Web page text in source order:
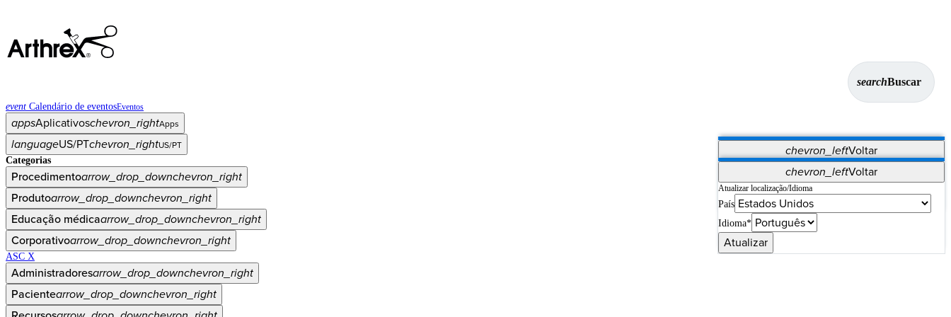
searchBuscar
event Calendário de eventosEventos
appsAplicativoschevron_rightApps
chevron_leftVoltar
Vet Systems OrthoPedia Patient
Supplier Portal
Synergy Imaging & Resection
languageUS/PTchevron_rightUS/PT
chevron_leftVoltar
Atualizar localização/Idioma
País
Idioma*
Atualizar
Categorias
Procedimentoarrow_drop_downchevron_right
Produtoarrow_drop_downchevron_right
Educação médicaarrow_drop_downchevron_right
Corporativoarrow_drop_downchevron_right
ASC X
Administradoresarrow_drop_downchevron_right
Pacientearrow_drop_downchevron_right